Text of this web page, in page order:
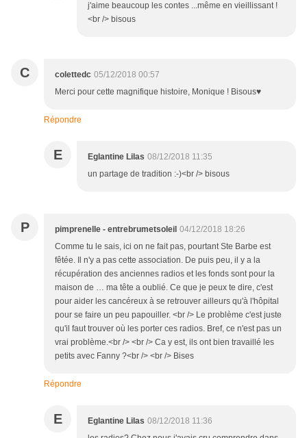
j'aime beaucoup les contes ...même en vieillissant !
<br /> bisous
C colettedc 05/12/2018 00:57
Merci pour cette magnifique histoire, Monique ! Bisous♥
Répondre
E Eglantine Lilas 08/12/2018 11:35
un partage de tradition :-)<br /> bisous
P pimprenelle - entrebrumetsoleil 04/12/2018 18:26
Comme tu le sais, ici on ne fait pas, pourtant Ste Barbe est
fêtée. Il n'y a pas cette association. De puis peu, il y a la
récupération des anciennes radios et les fonds sont pour la
maison de … ma tête a oublié. Ce que je peux te dire, c'est
pour aider les cancéreux à se retrouver ailleurs qu'à l'hôpital
pour se faire un peu papouiller. <br /> Le problème c'est juste
qu'il faut trouver où les porter ces radios. Bref, ce n'est pas un
vrai problème.<br /> <br /> Ca y est, ils ont bien travaillé les
petits avec Fanny ?<br /> <br /> Bises
Répondre
E Eglantine Lilas 08/12/2018 11:36